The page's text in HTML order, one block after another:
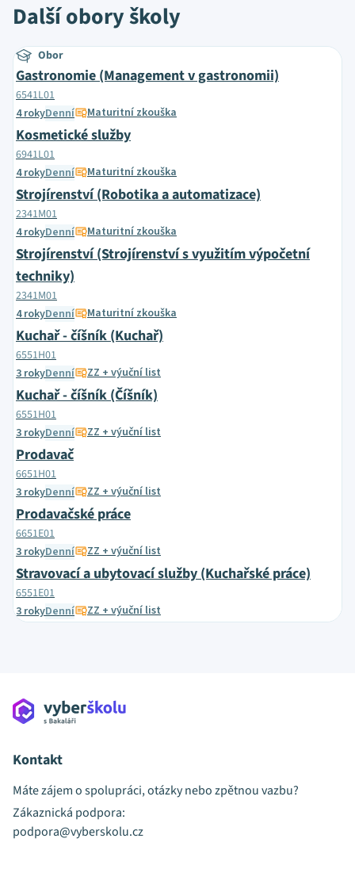
Další obory školy
Obor
Gastronomie (Management v gastronomii)
6541L01
4 rokyDenní Maturitní zkouška
Kosmetické služby
6941L01
4 rokyDenní Maturitní zkouška
Strojírenství (Robotika a automatizace)
2341M01
4 rokyDenní Maturitní zkouška
Strojírenství (Strojírenství s využitím výpočetní
techniky)
2341M01
4 rokyDenní Maturitní zkouška
Kuchař - číšník (Kuchař)
6551H01
3 rokyDenní ZZ + výuční list
Kuchař - číšník (Číšník)
6551H01
3 rokyDenní ZZ + výuční list
Prodavač
6651H01
3 rokyDenní ZZ + výuční list
Prodavačské práce
6651E01
3 rokyDenní ZZ + výuční list
Stravovací a ubytovací služby (Kuchařské práce)
6551E01
3 rokyDenní ZZ + výuční list
Kontakt
Máte zájem o spolupráci, otázky nebo zpětnou vazbu?
Zákaznická podpora:
podpora@vyberskolu.cz